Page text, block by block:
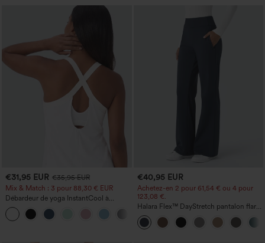
€31,95 EUR €35,95 EUR
Mix & Match : 3 pour 88,30 € EUR
Débardeur de yoga InstantCool à
encolure en U et ourlet arrondi –
UPF50+
€40,95 EUR
Achetez-en 2 pour 61,54 € ou 4 pour
123,08 €.
Halara Flex™ DayStretch pantalon flare
de travail, taille mi-haute, poche latérale
zippée